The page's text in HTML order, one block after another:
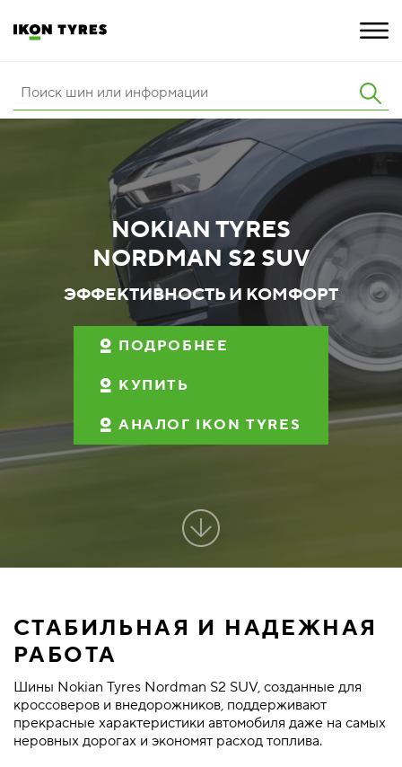
ИННОВАЦИИ
РАСШИРЕННАЯ ГАРАНТИЯ
О КОМПАНИИ
КАРЬЕРА
ПОКУПКА И АКЦИИ
NOKIAN TYRES
NORDMAN S2 SUV
ЭФФЕКТИВНОСТЬ И КОМФОРТ
ПОДРОБНЕЕ
КУПИТЬ
АНАЛОГ IKON TYRES
СТАБИЛЬНАЯ И НАДЕЖНАЯ
РАБОТА
Шины Nokian Tyres Nordman S2 SUV, созданные для
кроссоверов и внедорожников, поддерживают
прекрасные характеристики автомобиля даже на самых
неровных дорогах и экономят расход топлива.